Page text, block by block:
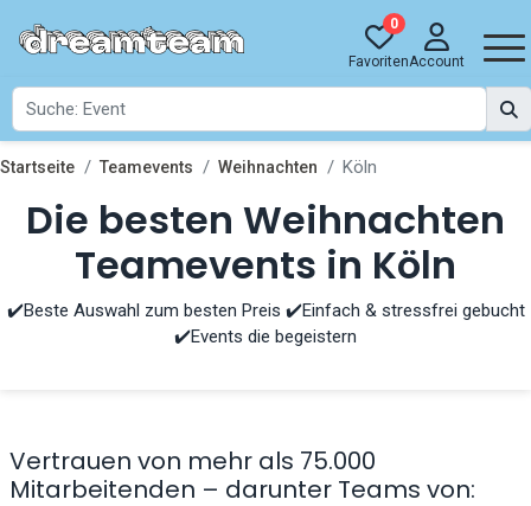
0
FavoritenAccount
Startseite Teamevents Weihnachten Köln
Die besten Weihnachten
Teamevents in Köln
✔️Beste Auswahl zum besten Preis ✔️Einfach & stressfrei gebucht
✔️Events die begeistern
Vertrauen von mehr als 75.000
Mitarbeitenden – darunter Teams von: